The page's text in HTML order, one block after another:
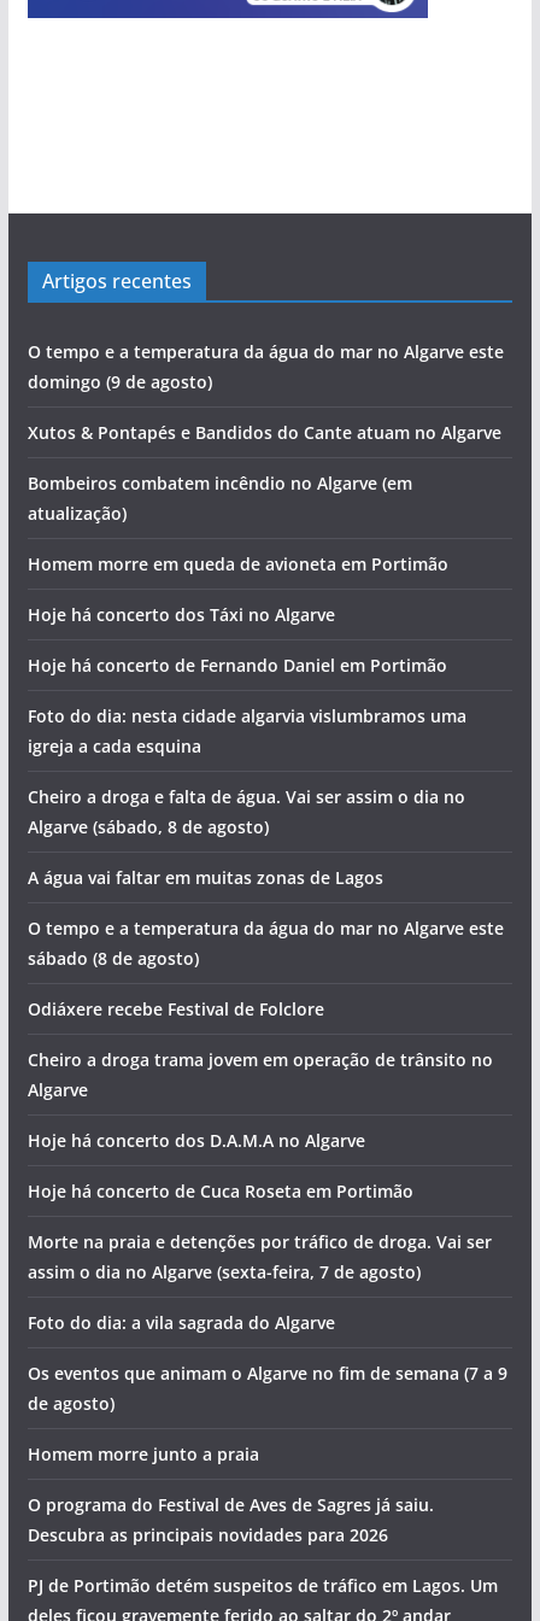
Artigos recentes
O tempo e a temperatura da água do mar no Algarve este
domingo (9 de agosto)
Xutos & Pontapés e Bandidos do Cante atuam no Algarve
Bombeiros combatem incêndio no Algarve (em
atualização)
Homem morre em queda de avioneta em Portimão
Hoje há concerto dos Táxi no Algarve
Hoje há concerto de Fernando Daniel em Portimão
Foto do dia: nesta cidade algarvia vislumbramos uma
igreja a cada esquina
Cheiro a droga e falta de água. Vai ser assim o dia no
Algarve (sábado, 8 de agosto)
A água vai faltar em muitas zonas de Lagos
O tempo e a temperatura da água do mar no Algarve este
sábado (8 de agosto)
Odiáxere recebe Festival de Folclore
Cheiro a droga trama jovem em operação de trânsito no
Algarve
Hoje há concerto dos D.A.M.A no Algarve
Hoje há concerto de Cuca Roseta em Portimão
Morte na praia e detenções por tráfico de droga. Vai ser
assim o dia no Algarve (sexta-feira, 7 de agosto)
Foto do dia: a vila sagrada do Algarve
Os eventos que animam o Algarve no fim de semana (7 a 9
de agosto)
Homem morre junto a praia
O programa do Festival de Aves de Sagres já saiu.
Descubra as principais novidades para 2026
PJ de Portimão detém suspeitos de tráfico em Lagos. Um
deles ficou gravemente ferido ao saltar do 2º andar